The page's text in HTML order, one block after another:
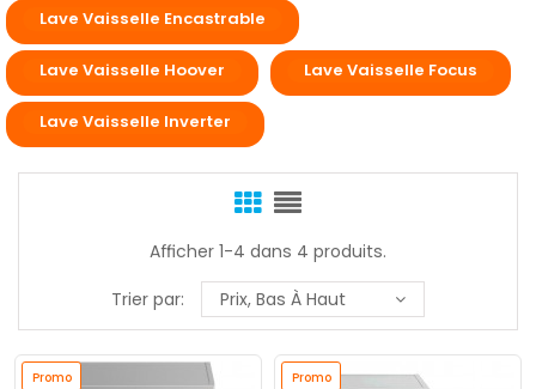
Lave Vaisselle Encastrable
Lave Vaisselle Hoover Lave Vaisselle Focus
Lave Vaisselle Inverter
Afficher 1-4 dans 4 produits.
Trier par:
Prix, Bas À Haut
Promo Promo